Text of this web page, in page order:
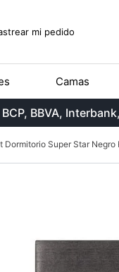
mi pedido
Camas
BBVA,
Dormitorio Super Star